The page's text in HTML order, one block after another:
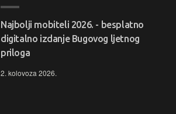
Najbolji mobiteli 2026. - besplatno
digitalno izdanje Bugovog ljetnog
priloga
2. kolovoza 2026.